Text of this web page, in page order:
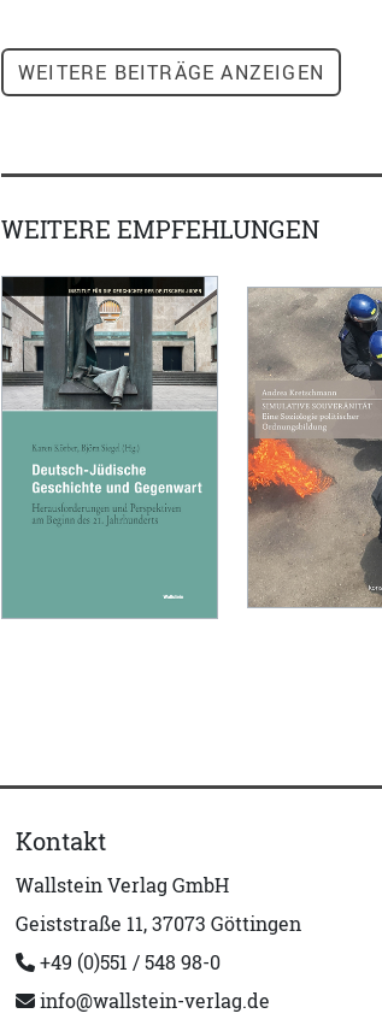
WEITERE BEITRÄGE ANZEIGEN
WEITERE EMPFEHLUNGEN
Kontakt
Wallstein Verlag GmbH
Geiststraße 11, 37073 Göttingen
+49 (0)551 / 548 98-0
info@wallstein-verlag.de